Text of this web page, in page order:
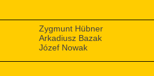
Zygmunt Hübner
Arkadiusz Bazak
Józef Nowak